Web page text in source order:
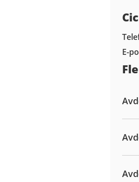
E-